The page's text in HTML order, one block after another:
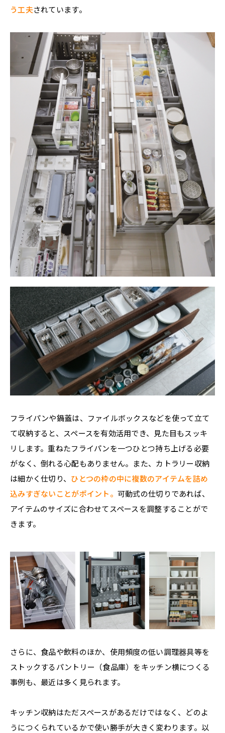
う工夫されています。
フライパンや鍋蓋は、ファイルボックスなどを使って立て
て収納すると、スペースを有効活用でき、見た目もスッキ
リします。重ねたフライパンを一つひとつ持ち上げる必要
がなく、倒れる心配もありません。また、カトラリー収納
は細かく仕切り、 ひとつの枠の中に複数のアイテムを詰め
込みすぎないことがポイント。 可動式の仕切りであれば、
アイテムのサイズに合わせてスペースを調整することがで
きます。
さらに、食品や飲料のほか、使用頻度の低い調理器具等を
ストックするパントリー（食品庫）をキッチン横につくる
事例も、最近は多く見られます。
キッチン収納はただスペースがあるだけではなく、どのよ
うにつくられているかで使い勝手が大きく変わります。以